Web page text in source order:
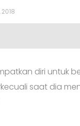
diri untuk
saat dia